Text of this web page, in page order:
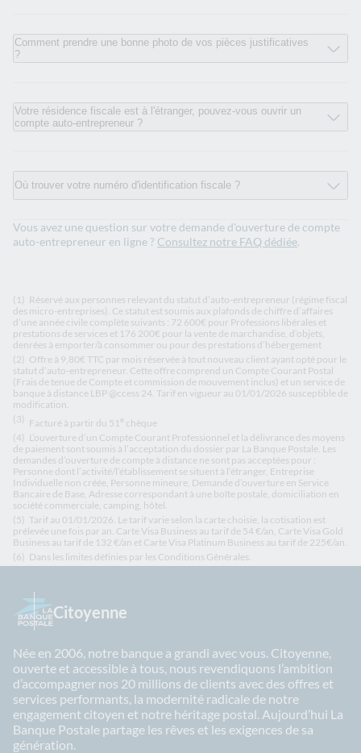
Comment prendre une bonne photo de vos pièces justificatives
?
Votre résidence fiscale est à l'étranger, pouvez-vous ouvrir un
compte auto-entrepreneur ?
Où trouver votre numéro d'identification fiscale ?
Vous avez une question sur votre demande d'ouverture de compte
auto-entrepreneur en ligne ? Consultez notre FAQ dédiée.
(1) Réservé aux personnes relevant du statut d’auto-entrepreneur (régime fiscal
des micro-entreprises). Ce statut est soumis aux plafonds de chiffre d’affaires
d’une année civile complète suivants : 72 600€ pour Professions libérales et
prestations de services et 176 200€ pour la vente de marchandise, d’objets,
denrées à emporter/à consommer ou pour des prestations d’hébergement
(2) Offre à 9,80€ TTC par mois réservée à tout nouveau client ayant opté pour le
statut d’auto-entrepreneur. Cette offre comprend un Compte Courant Postal
(Frais de tenue de Compte et commission de mouvement inclus) et un service de
banque à distance LBP @ccess 24. Tarif en vigueur au 01/01/2026 susceptible de
modification.
(3) Facturé à partir du 51 e chèque
(4) L’ouverture d’un Compte Courant Professionnel et la délivrance des moyens
de paiement sont soumis à l’acceptation du dossier par La Banque Postale. Les
demandes d’ouverture de compte à distance ne sont pas acceptées pour :
Personne dont l’activité/l’établissement se situent à l’étranger, Entreprise
Individuelle non créée, Personne mineure, Demande d’ouverture en Service
Bancaire de Base, Adresse correspondant à une boîte postale, domiciliation en
société commerciale, camping, hôtel.
(5) Tarif au 01/01/2026. Le tarif varie selon la carte choisie, la cotisation est
prélevée une fois par an. Carte Visa Business au tarif de 54 €/an, Carte Visa Gold
Business au tarif de 132 €/an et Carte Visa Platinum Business au tarif de 225€/an.
(6) Dans les limites définies par les Conditions Générales.
Citoyenne
Née en 2006, notre banque a grandi avec vous. Citoyenne,
ouverte et accessible à tous, nous revendiquons l’ambition
d’accompagner nos 20 millions de clients avec des offres et
services performants, la modernité radicale de notre
engagement citoyen et notre héritage postal. Aujourd’hui La
Banque Postale partage les rêves et les exigences de sa
génération.